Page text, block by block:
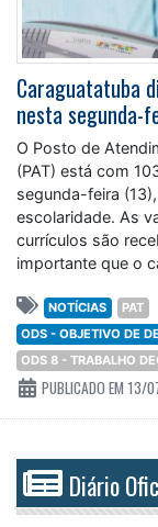
Caraguatatuba
nesta segunda-
O Posto de
(PAT) está com
segunda-feira
escolaridade. As
currículos são
importante que o
NOTÍCIAS
PAT
ODS - OBJETIVO DE
ODS 8 - TRABALHO
PUBLICADO EM 13/
Diário